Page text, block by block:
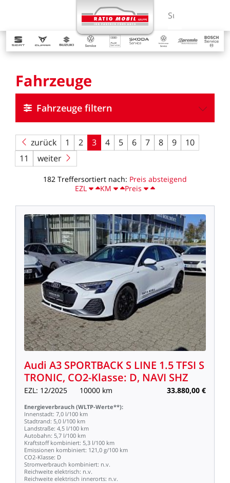
Suchbegriff
Fahrzeuge
Fahrzeuge filtern
zurück 1 2 3 4 5 6 7 8 9
10
11
weiter
182 Treffersortiert nach: Preis absteigend
EZL
KM Preis
Audi A3 SPORTBACK S LINE 1.5TFSI S
TRONIC, CO2-Klasse: D, NAVI SHZ
EZL: 12/2025 10000 km 33.880,00 €
Energieverbrauch (WLTP-Werte**):
Innenstadt: 7,0 l/100 km
Stadtrand: 5,0 l/100 km
Landstraße: 4,5 l/100 km
Autobahn: 5,7 l/100 km
Kraftstoff kombiniert: 5,3 l/100 km
Emissionen kombiniert: 121,0 g/100 km
CO2-Klasse: D
Stromverbrauch kombiniert: n.v.
Reichweite elektrisch: n.v.
Reichweite elektrisch innerorts: n.v.